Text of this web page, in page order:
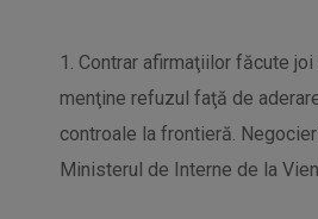
1. Contrar afirmaţiilor făcute
menţine refuzul faţă de
controale la frontieră.
Ministerul de Interne de la